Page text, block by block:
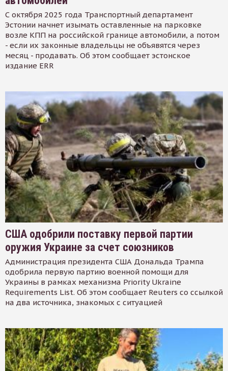
С октября 2025 года Транспортный департамент
Эстонии начнет изымать оставленные на парковке
возле КПП на российской границе автомобили, а потом
- если их законные владельцы не объявятся через
месяц - продавать. Об этом сообщает эстонское
издание ERR
США одобрили поставку первой партии
оружия Украине за счет союзников
Администрация президента США Дональда Трампа
одобрила первую партию военной помощи для
Украины в рамках механизма Priority Ukraine
Requirements List. Об этом сообщает Reuters со ссылкой
на два источника, знакомых с ситуацией